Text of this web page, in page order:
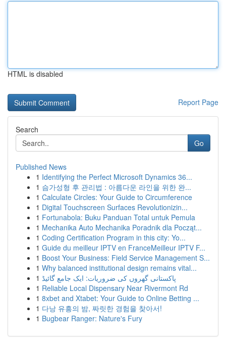
HTML is disabled
Report Page
Search
Go
Published News
1 Identifying the Perfect Microsoft Dynamics 36...
1 슴가성형 후 관리법 : 아름다운 라인을 위한 완...
1 Calculate Circles: Your Guide to Circumference
1 Digital Touchscreen Surfaces Revolutionizin...
1 Fortunabola: Buku Panduan Total untuk Pemula
1 Mechanika Auto Mechanika Poradnik dla Począt...
1 Coding Certification Program in this city: Yo...
1 Guide du meilleur IPTV en FranceMeilleur IPTV F...
1 Boost Your Business: Field Service Management S...
1 Why balanced institutional design remains vital...
1 پاکستانی گھروں کی ضروریات: ایک جامع گائیڈ
1 Reliable Local Dispensary Near Rivermont Rd
1 8xbet and Xtabet: Your Guide to Online Betting ...
1 다낭 유흥의 밤, 짜릿한 경험을 찾아서!
1 Bugbear Ranger: Nature's Fury